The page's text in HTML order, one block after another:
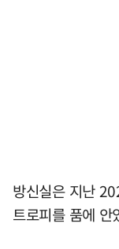
방신실은 지난
트로피를 품에 안